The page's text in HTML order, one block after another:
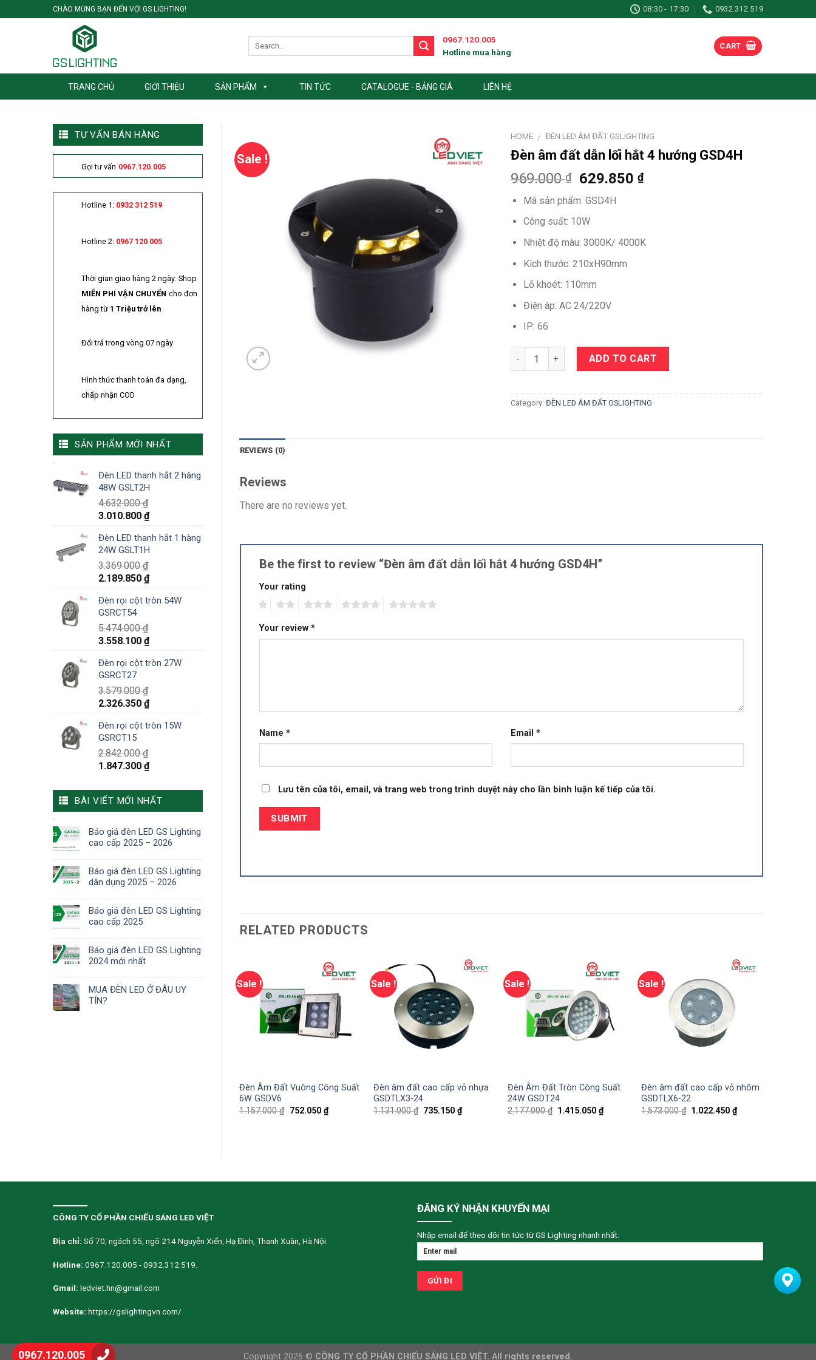
to
CHÀO MỪNG BẠN ĐẾN VỚI GS LIGHTING! 08:30 - 17:30 0932.312.519
0967.120.005
Hotline mua hàng
CART
TRANG CHỦ GIỚI THIỆU SẢN PHẨM TIN TỨC CATALOGUE - BẢNG GIÁ LIÊN HỆ
Sale !
HOME / ĐÈN LED ÂM ĐẤT GSLIGHTING
Đèn âm đất dẫn lối hắt 4 hướng GSD4H
969.000₫ 629.850 ₫
Mã sản phẩm: GSD4H
Công suất: 10W
Nhiệt độ màu: 3000K/ 4000K
Kích thước: 210xH90mm
Lỗ khoét: 110mm
Điện áp: AC 24/220V
IP: 66
Quantity ADD TO CART
Category: ĐÈN LED ÂM ĐẤT GSLIGHTING
REVIEWS (0)
Reviews
There are no reviews yet.
Be the first to review “Đèn âm đất dẫn lối hắt 4 hướng GSD4H”
Your rating
Your review *
Name * Email *
Lưu tên của tôi, email, và trang web trong trình duyệt này cho lần bình luận kế tiếp của tôi.
RELATED PRODUCTS
Sale !
Đèn Âm Đất Vuông Công Suất
6W GSDV6
1.157.000₫ 752.050 ₫
Sale !
Đèn âm đất cao cấp vỏ nhựa
GSDTLX3-24
1.131.000₫ 735.150₫
Sale !
Đèn Âm Đất Tròn Công Suất
24W GSDT24
2.177.000₫ 1.415.050 ₫
Sale !
Đèn âm đất cao cấp vỏ nhôm
GSDTLX6-22
1.573.000₫ 1.022.450₫
Sale !
TƯ VẤN BÁN HÀNG
Gọi tư vấn 0967.120.005
Hotline 1: 0932 312 519
Hotline 2: 0967 120 005
Thời gian giao hàng 2 ngày. Shop
MIỄN PHÍ VẬN CHUYỂN cho đơn
hàng từ 1 Triệu trở lên
Đổi trả trong vòng 07 ngày
Hình thức thanh toán đa dạng,
chấp nhận COD
SẢN PHẨM MỚI NHẤT
Đèn LED thanh hắt 2 hàng
48W GSLT2H
4.632.000₫
3.010.800 ₫
Đèn LED thanh hắt 1 hàng
24W GSLT1H
3.369.000₫
2.189.850 ₫
Đèn rọi cột tròn 54W
GSRCT54
5.474.000₫
3.558.100 ₫
Đèn rọi cột tròn 27W
GSRCT27
3.579.000₫
2.326.350 ₫
Đèn rọi cột tròn 15W
GSRCT15
2.842.000₫
1.847.300 ₫
BÀI VIẾT MỚI NHẤT
Báo giá đèn LED GS Lighting
cao cấp 2025 – 2026
Báo giá đèn LED GS Lighting
dân dụng 2025 – 2026
Báo giá đèn LED GS Lighting
cao cấp 2025
Báo giá đèn LED GS Lighting
2024 mới nhất
MUA ĐÈN LED Ở ĐÂU UY
TÍN?
CÔNG TY CỔ PHẦN CHIẾU SÁNG LED VIỆT
Địa chỉ: Số 70, ngách 55, ngõ 214 Nguyễn Xiển, Hạ Đình, Thanh Xuân, Hà Nội.
Hotline: 0967.120.005 - 0932.312.519.
Gmail: ledviet.hn@gmail.com
Website: https://gslightingvn.com/
ĐĂNG KÝ NHẬN KHUYẾN MẠI
Nhập email để theo dõi tin tức từ GS Lighting nhanh nhất.
Copyright 2026 © CÔNG TY CỔ PHẦN CHIẾU SÁNG LED VIỆT. All rights reserved.
0967.120.005